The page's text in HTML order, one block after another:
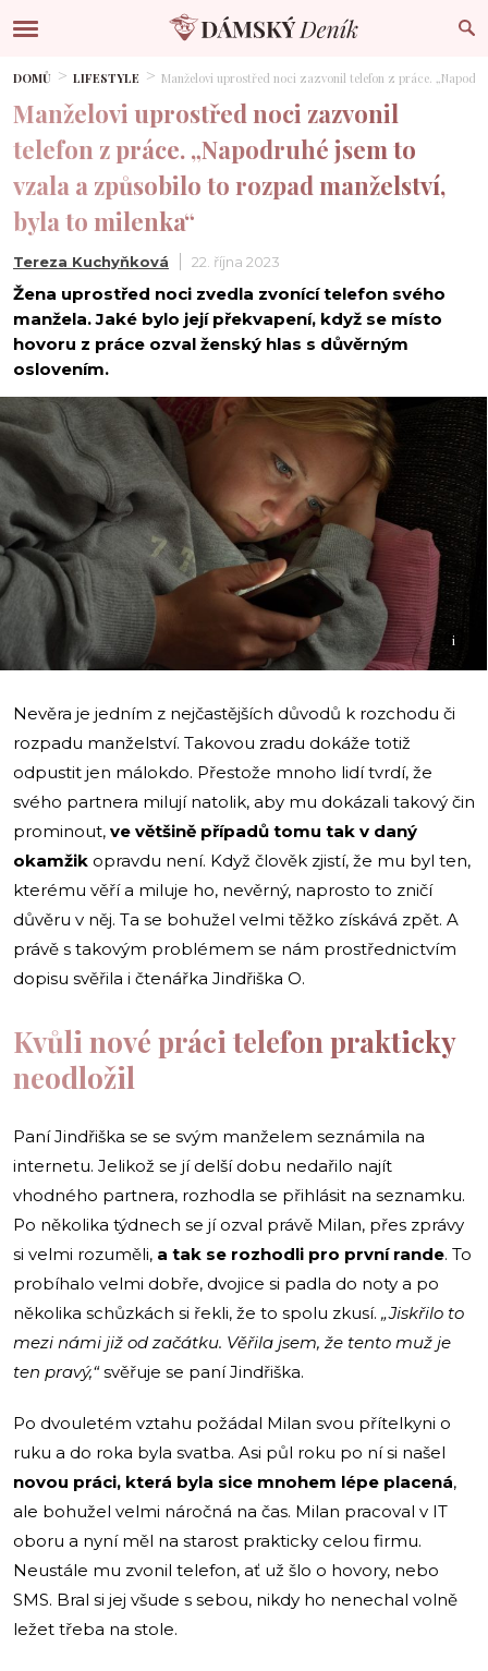
DOMŮ LIFESTYLE Manželovi uprostřed noci zazvonil telefon z práce.
Manželovi uprostřed noci zazvonil
telefon z práce. „Napodruhé jsem to
vzala a způsobilo to rozpad manželství,
byla to milenka“
Tereza Kuchyňková 22. října 2023
Žena uprostřed noci zvedla zvonící telefon svého
manžela. Jaké bylo její překvapení, když se místo
hovoru z práce ozval ženský hlas s důvěrným
oslovením.
i
Nevěra je jedním z nejčastějších důvodů k rozchodu či
rozpadu manželství. Takovou zradu dokáže totiž
odpustit jen málokdo. Přestože mnoho lidí tvrdí, že
svého partnera milují natolik, aby mu dokázali takový čin
prominout, ve většině případů tomu tak v daný
okamžik opravdu není. Když člověk zjistí, že mu byl ten,
kterému věří a miluje ho, nevěrný, naprosto to zničí
důvěru v něj. Ta se bohužel velmi těžko získává zpět. A
právě s takovým problémem se nám prostřednictvím
dopisu svěřila i čtenářka Jindřiška O.
Kvůli nové práci telefon prakticky
neodložil
Paní Jindřiška se se svým manželem seznámila na
internetu. Jelikož se jí delší dobu nedařilo najít
vhodného partnera, rozhodla se přihlásit na seznamku.
Po několika týdnech se jí ozval právě Milan, přes zprávy
si velmi rozuměli, a tak se rozhodli pro první rande. To
probíhalo velmi dobře, dvojice si padla do noty a po
několika schůzkách si řekli, že to spolu zkusí. „Jiskřilo to
mezi námi již od začátku. Věřila jsem, že tento muž je
ten pravý,“svěřuje se paní Jindřiška.
Po dvouletém vztahu požádal Milan svou přítelkyni o
ruku a do roka byla svatba. Asi půl roku po ní si našel
novou práci, která byla sice mnohem lépe placená,
ale bohužel velmi náročná na čas. Milan pracoval v IT
oboru a nyní měl na starost prakticky celou firmu.
Neustále mu zvonil telefon, ať už šlo o hovory, nebo
SMS. Bral si jej všude s sebou, nikdy ho nenechal volně
ležet třeba na stole.